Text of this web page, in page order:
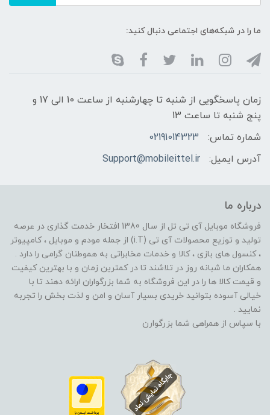
ما را در شبکه‌های اجتماعی دنبال کنید:
زمان پاسخگویی از شنبه تا چهارشنبه از ساعت 10 الی 17 و
پنج شنبه تا ساعت 13
شماره تماس:
02191014323
آدرس ایمیل:
Support@mobileittel.ir
درباره ما
فروشگاه موبایل آی تی تل از سال 1380 افتخار خدمت گذاری در عرصه
تولید و توزیع محصولات آی تی (i.T) از جمله مودم و موبایل ، کامپیوتر
، کنسول های بازی ، کالا و خدمات مخابراتی به هموطنان گرامی را دارد .
همکاران ما شبانه روز در تلاشند تا در کمترین زمان و با بهترین کیفیت
و قیمت کالا ها را در این فروشگاه به شما بزرگواران ارائه دهند تا با
خیالی آسوده بتوانید خریدی بسیار آسان و امن و لذت بخش را تجربه
نمایید .
با سپاس از همراهی شما بزرگوارن